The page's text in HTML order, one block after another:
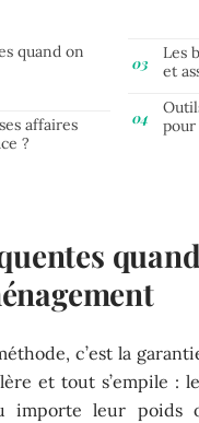
quand on
affaires
?
Les
et
pour
c’est la
et tout s’empile :
importe leur